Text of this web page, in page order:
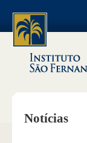
Notícias